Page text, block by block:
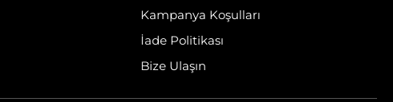
Kampanya Koşulları
İade Politikası
Bize Ulaşın